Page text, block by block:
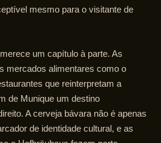
mesmo para o visitante de
um capítulo à parte. As
mercados alimentares como o
que reinterpretam a
de Munique um destino
A cerveja bávara não é apenas
de identidade cultural, e as